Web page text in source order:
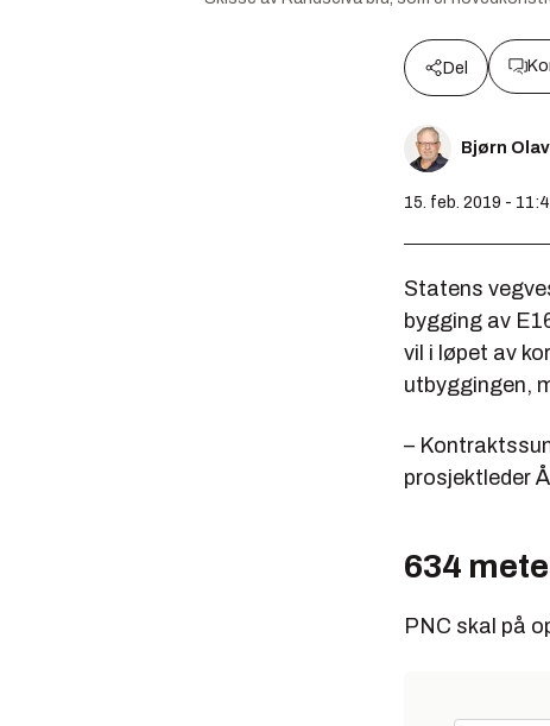
Del
Bjørn
15. feb. 2019 -
Statens
bygging av
vil i løpet av
utbyggingen,
–
prosjektleder
634
PNC skal på